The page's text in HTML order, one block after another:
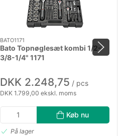
BATO1171
Bato Topnøglesæt kombi 1/2-
3/8-1/4" 1171
DKK 2.248,75 / pcs
DKK 1.799,00 ekskl. moms
Køb nu
På lager